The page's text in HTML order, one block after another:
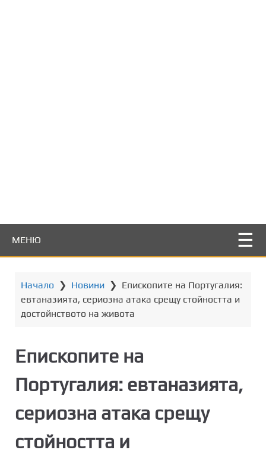
е
МЕНЮ
Начало ❯ Новини ❯ Епископите на Португалия:
евтаназията, сериозна атака срещу стойността и
достойнството на живота
Епископите на
Португалия: евтаназията,
сериозна атака срещу
стойността и